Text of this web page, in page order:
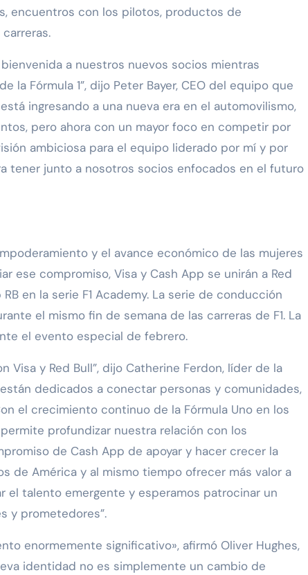
encuentros con los pilotos, productos de
a nuestros nuevos socios mientras
la Fórmula 1”, dijo Peter Bayer, CEO del equipo que
ingresando a una nueva era en el automovilismo,
pero ahora con un mayor foco en competir por
ambiciosa para el equipo liderado por mí y por
tener junto a nosotros socios enfocados en el futuro
y el avance económico de las mujeres
ese compromiso, Visa y Cash App se unirán a Red
en la serie F1 Academy. La serie de conducción
el mismo fin de semana de las carreras de F1. La
el evento especial de febrero.
y Red Bull”, dijo Catherine Ferdon, líder de la
dedicados a conectar personas y comunidades,
el crecimiento continuo de la Fórmula Uno en los
profundizar nuestra relación con los
de Cash App de apoyar y hacer crecer la
de América y al mismo tiempo ofrecer más valor a
el talento emergente y esperamos patrocinar un
y prometedores”.
enormemente significativo», afirmó Oliver Hughes,
identidad no es simplemente un cambio de